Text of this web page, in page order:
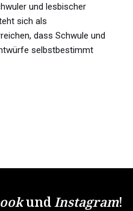
und lesbischer
sich als
dass Schwule und
selbstbestimmt
undInstagram!